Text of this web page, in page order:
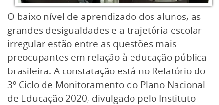
O baixo nível de aprendizado dos alunos, as
grandes desigualdades e a trajetória escolar
irregular estão entre as questões mais
preocupantes em relação à educação pública
brasileira. A constatação está no Relatório do
3º Ciclo de Monitoramento do Plano Nacional
de Educação 2020, divulgado pelo Instituto